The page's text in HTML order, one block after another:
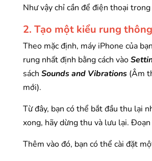
Như vậy chỉ cần để điện thoại
2. Tạo một kiểu rung
Theo mặc định, máy iPhone của
rung nhất định bằng cách vào
sách Sounds and Vibrations (Âm
mới).
Từ đây, bạn có thể bắt đầu thu lại
xong, hãy dừng thu và lưu lại.
Thêm vào đó, bạn có thể cài đặt